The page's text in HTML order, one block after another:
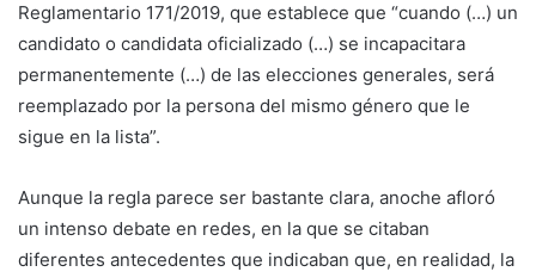
Reglamentario 171/2019, que establece que “cuando (…) un
candidato o candidata oficializado (…) se incapacitara
permanentemente (…) de las elecciones generales, será
reemplazado por la persona del mismo género que le
sigue en la lista”.
Aunque la regla parece ser bastante clara, anoche afloró
un intenso debate en redes, en la que se citaban
diferentes antecedentes que indicaban que, en realidad, la